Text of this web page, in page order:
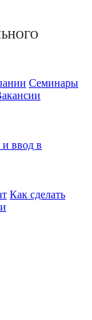
Семинары
ввод в
Как сделать